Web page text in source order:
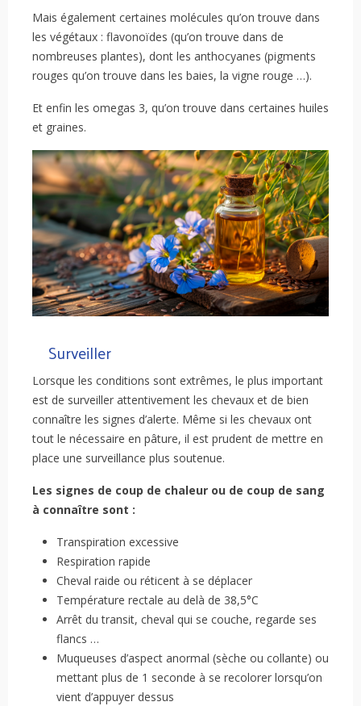
Mais également certaines molécules qu’on trouve dans
les végétaux : flavonoïdes (qu’on trouve dans de
nombreuses plantes), dont les anthocyanes (pigments
rouges qu’on trouve dans les baies, la vigne rouge …).
Et enfin les omegas 3, qu’on trouve dans certaines huiles
et graines.
Surveiller
Lorsque les conditions sont extrêmes, le plus important
est de surveiller attentivement les chevaux et de bien
connaître les signes d’alerte. Même si les chevaux ont
tout le nécessaire en pâture, il est prudent de mettre en
place une surveillance plus soutenue.
Les signes de coup de chaleur ou de coup de sang
à connaître sont :
Transpiration excessive
Respiration rapide
Cheval raide ou réticent à se déplacer
Température rectale au delà de 38,5°C
Arrêt du transit, cheval qui se couche, regarde ses
flancs …
Muqueuses d’aspect anormal (sèche ou collante) ou
mettant plus de 1 seconde à se recolorer lorsqu’on
vient d’appuyer dessus